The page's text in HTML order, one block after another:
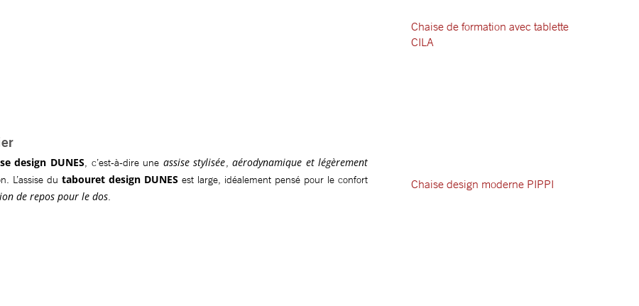
design DUNES, c’est-à-dire une assise stylisée,aérodynamique et légèrement
L’assise dutabouret design DUNES est large, idéalement pensé pour le confort
de repos pour le dos.
Chaise de formation avec tablette
CILA
Chaise design moderne PIPPI